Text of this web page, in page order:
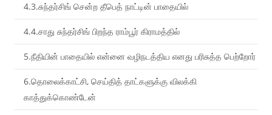
4.3.சுந்தர்சிங் சென்ற தீபெத் நாட்டின் பாதையில்
4.4.சாது சுந்தர்சிங் பிறந்த ராம்பூர் கிராமத்தில்
5.நீதியின் பாதையில் என்னை வழிநடத்திய எனது பரிசுத்த பெற்றோர்
6.தொலைக்காட்சி, செய்தித் தாட்களுக்கு விலக்கி
காத்துக்கொண்டேன்